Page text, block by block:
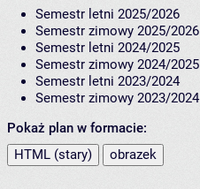
Semestr letni 2025/2026
Semestr zimowy 2025/2026
Semestr letni 2024/2025
Semestr zimowy 2024/2025
Semestr letni 2023/2024
Semestr zimowy 2023/2024
Pokaż plan w formacie:
HTML (stary)
obrazek